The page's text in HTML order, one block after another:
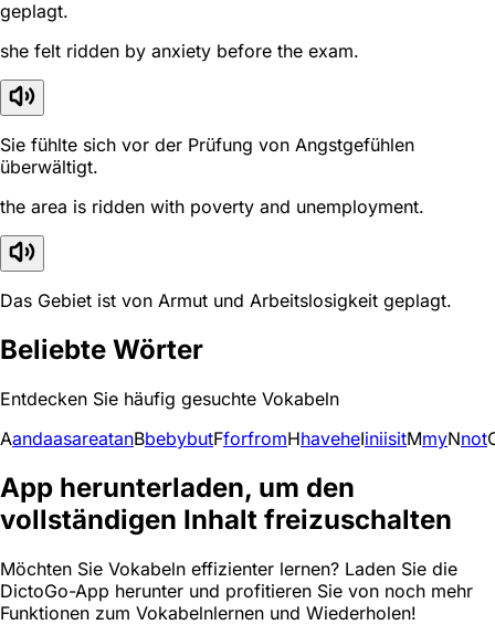
geplagt.
she felt ridden by anxiety before the exam.
Sie fühlte sich vor der Prüfung von Angstgefühlen
überwältigt.
the area is ridden with poverty and unemployment.
Das Gebiet ist von Armut und Arbeitslosigkeit geplagt.
Beliebte Wörter
Entdecken Sie häufig gesuchte Vokabeln
AandaasareatanBbebybutFforfromHhaveheIiniisitMmyNnot
App herunterladen, um den
vollständigen Inhalt freizuschalten
Möchten Sie Vokabeln effizienter lernen? Laden Sie die
DictoGo-App herunter und profitieren Sie von noch mehr
Funktionen zum Vokabelnlernen und Wiederholen!